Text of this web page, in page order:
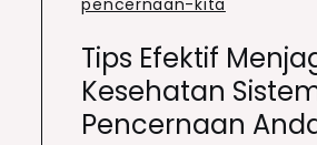
pencernaan-kita
Tips Efektif
Kesehatan
Pencernaan